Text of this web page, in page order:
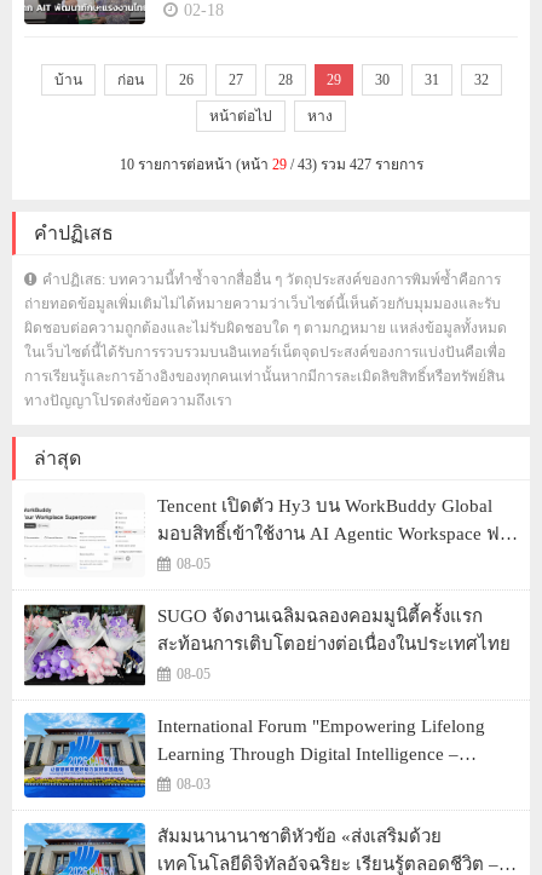
02-18
บ้าน ก่อน 26 27 28 29 30 31 32
หน้าต่อไป หาง
10 รายการต่อหน้า (หน้า 29/ 43) รวม 427 รายการ
คำปฏิเสธ
คำปฏิเสธ: บทความนี้ทำซ้ำจากสื่ออื่น ๆ วัตถุประสงค์ของการพิมพ์ซ้ำคือการ
ถ่ายทอดข้อมูลเพิ่มเติมไม่ได้หมายความว่าเว็บไซต์นี้เห็นด้วยกับมุมมองและรับ
ผิดชอบต่อความถูกต้องและไม่รับผิดชอบใด ๆ ตามกฎหมาย แหล่งข้อมูลทั้งหมด
ในเว็บไซต์นี้ได้รับการรวบรวมบนอินเทอร์เน็ตจุดประสงค์ของการแบ่งปันคือเพื่อ
การเรียนรู้และการอ้างอิงของทุกคนเท่านั้นหากมีการละเมิดลิขสิทธิ์หรือทรัพย์สิน
ทางปัญญาโปรดส่งข้อความถึงเรา
ล่าสุด
Tencent เปิดตัว Hy3 บน WorkBuddy Global
มอบสิทธิ์เข้าใช้งาน AI Agentic Workspace ฟรี
ตลอดเดือนสิงหาคม
08-05
SUGO จัดงานเฉลิมฉลองคอมมูนิตี้ครั้งแรก
สะท้อนการเติบโตอย่างต่อเนื่องในประเทศไทย
08-05
International Forum "Empowering Lifelong
Learning Through Digital Intelligence –
Building a New Ecosystem for Human Lifelong
Learning" Convenes
08-03
สัมมนานานาชาติหัวข้อ «ส่งเสริมด้วย
เทคโนโลยีดิจิทัลอัจฉริยะ เรียนรู้ตลอดชีวิต –